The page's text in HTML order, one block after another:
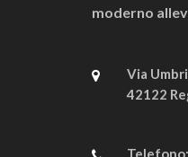
moderno
Via
42122
Telefono: